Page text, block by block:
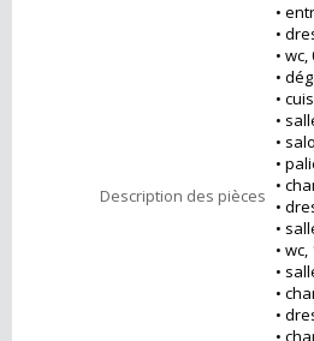
Description des pièces
•
•
• wc,
•
•
•
•
•
•
•
•
• wc,
•
•
•
•